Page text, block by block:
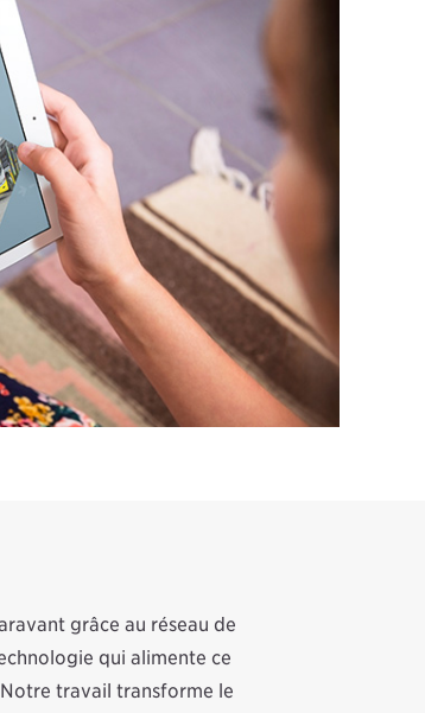
grâce au réseau de
qui alimente ce
travail transforme le